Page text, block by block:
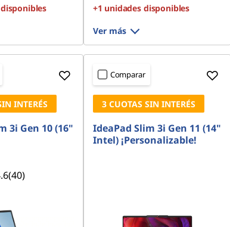
+1 unidades disponibles
Ver más
INTERÉS
3i Gen 10 (16"
(40)
Comparar
3 CUOTAS SIN INTERÉS
IdeaPad Slim 3i Gen 11 (14"
Intel) ¡Personalizable!